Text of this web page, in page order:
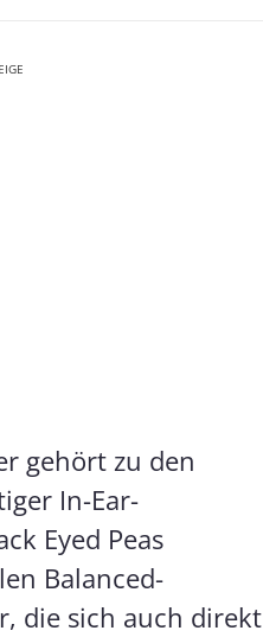
gehört zu den
In-Ear-
Eyed Peas
Balanced-
die sich auch direkt